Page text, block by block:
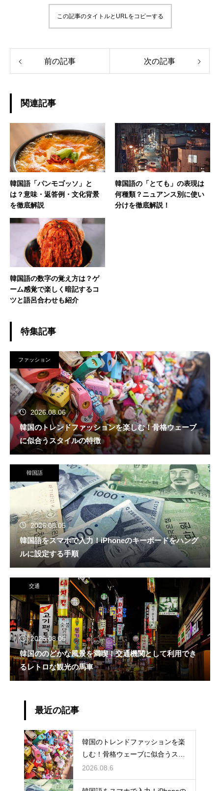
この記事のタイトルとURLをコピーする
前の記事 次の記事
関連記事
韓国語「パンモゴッソ」と
は？意味・返答例・文化背景
を徹底解説
韓国語の「とても」の表現は
何種類？ニュアンス別に使い
分けを徹底解説！
韓国語の数字の覚え方は？ゲ
ーム感覚で楽しく暗記するコ
ツと語呂合わせも紹介
特集記事
ファッション
2026.08.06
韓国のトレンドファッションを楽しむ！骨格ウェーブ
に似合うスタイルの特徴
韓国語
2026.08.05
韓国語をスマホで入力！iPhoneのキーボードをハング
ルに設定する手順
交通
2026.08.05
韓国ののどかな風景を満喫！交通機関として利用でき
るレトロな観光の馬車
最近の記事
韓国のトレンドファッションを楽
しむ！骨格ウェーブに似合うスタ
イルの特徴
2026.08.6